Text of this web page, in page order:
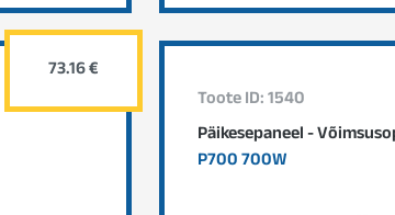
73.16 €
Toote ID: 1540
Päikesepaneel -
P700 700W